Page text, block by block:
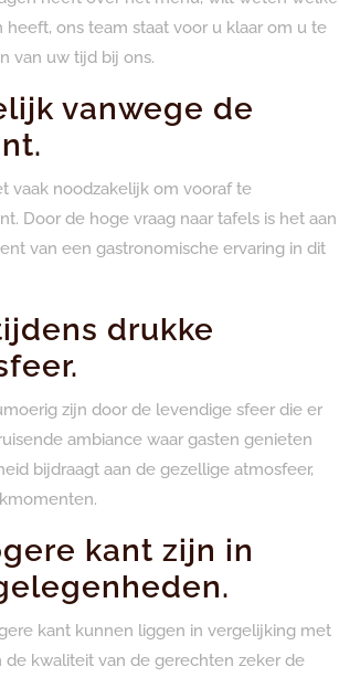
ons team staat voor u klaar om u te
van uw tijd bij ons.
vanwege de
vaak noodzakelijk om vooraf te
Door de hoge vraag naar tafels is het aan
van een gastronomische ervaring in dit
drukke
zijn door de levendige sfeer die er
ambiance waar gasten genieten
bijdraagt aan de gezellige atmosfeer,
kant zijn in
kant kunnen liggen in vergelijking met
kwaliteit van de gerechten zeker de